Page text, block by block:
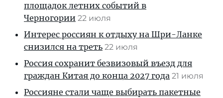
площадок летних событий в
Черногории 22 июля
Интерес россиян к отдыху на Шри-Ланке
снизился на треть 22 июля
Россия сохранит безвизовый въезд для
граждан Китая до конца 2027 года 21 июля
Россияне стали чаще выбирать пакетные